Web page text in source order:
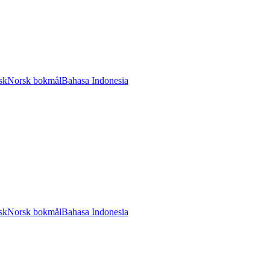
Norsk bokmålBahasa Indonesia
Norsk bokmålBahasa Indonesia